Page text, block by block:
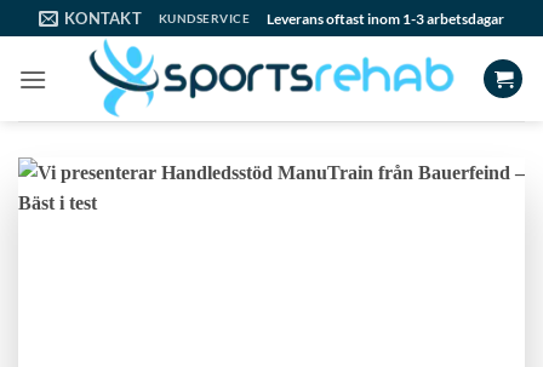
to
content
KONTAKT KUNDSERVICE Leverans oftast inom 1-3 arbetsdagar